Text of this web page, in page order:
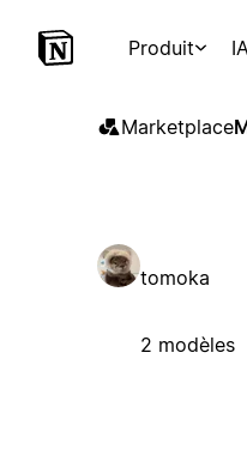
Produit
Marketplace
tomoka
2 modèles